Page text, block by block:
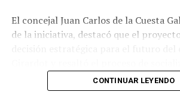
El concejal Juan Carlos de la Cuesta
de la iniciativa, destacó que el
adelantado por el Concejo durante su
CONTINUAR LEYENDO